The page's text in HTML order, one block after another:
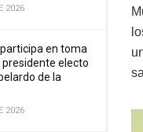
2026
en toma
electo
de la
2026